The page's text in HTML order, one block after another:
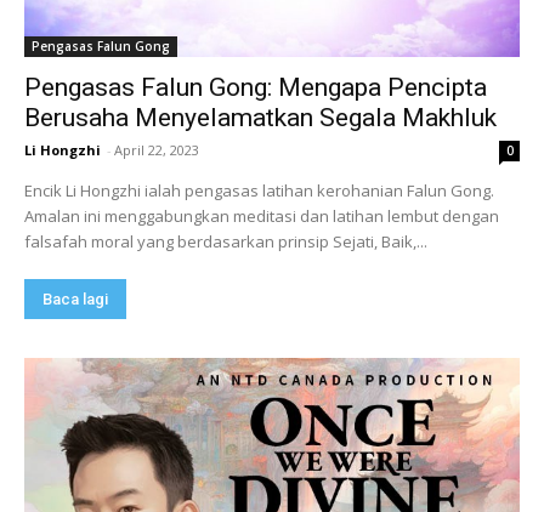
Pengasas Falun Gong
Pengasas Falun Gong: Mengapa Pencipta
Berusaha Menyelamatkan Segala Makhluk
Li Hongzhi - April 22, 2023 0
Encik Li Hongzhi ialah pengasas latihan kerohanian Falun Gong.
Amalan ini menggabungkan meditasi dan latihan lembut dengan
falsafah moral yang berdasarkan prinsip Sejati, Baik,...
Baca lagi